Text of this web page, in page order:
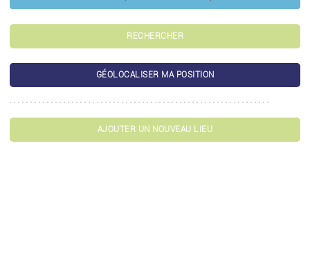
RECHERCHER
GÉOLOCALISER MA POSITION
AJOUTER UN NOUVEAU LIEU